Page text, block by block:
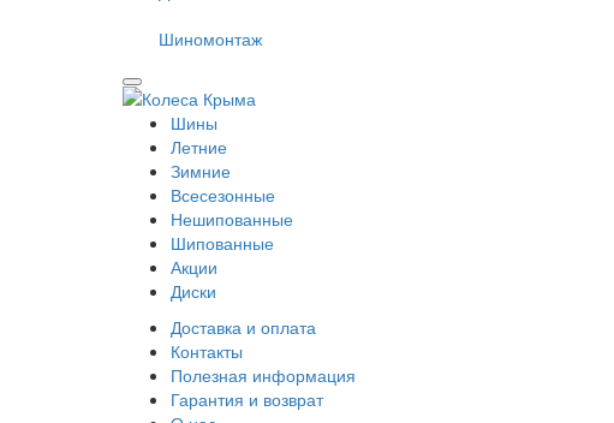
Шиномонтаж
Шины
Летние
Зимние
Всесезонные
Нешипованные
Шипованные
Акции
Диски
Доставка и оплата
Контакты
Полезная информация
Гарантия и возврат